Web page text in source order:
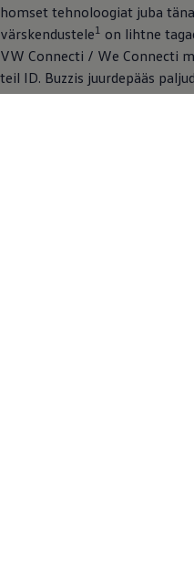
homset tehnoloogiat juba
värskendustele1 on lihtne
VW Connecti / We Connecti
teil ID. Buzzis juurdepääs
teenustele, mis lihtsustavad